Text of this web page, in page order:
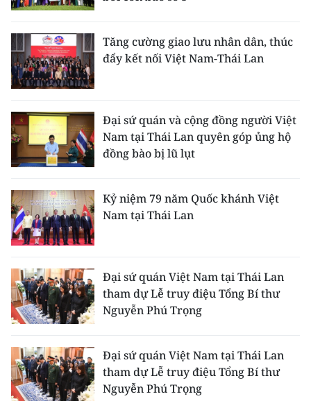
CHUYÊN ĐỀ
CÁC CHUYÊN TRANG
VỀ BÁO NHÂN DÂN
THỜI NAY
NHÂN DÂN HẰNG THÁNG
MUA BÁO
ĐỌC BÁO IN
ENGLISH
中文
FRANÇAIS
Tăng cường giao lưu nhân dân, thúc
đẩy kết nối Việt Nam-Thái Lan
Đại sứ quán và cộng đồng người Việt
Nam tại Thái Lan quyên góp ủng hộ
đồng bào bị lũ lụt
Kỷ niệm 79 năm Quốc khánh Việt
Nam tại Thái Lan
Đại sứ quán Việt Nam tại Thái Lan
tham dự Lễ truy điệu Tổng Bí thư
Nguyễn Phú Trọng
Đại sứ quán Việt Nam tại Thái Lan
tham dự Lễ truy điệu Tổng Bí thư
Nguyễn Phú Trọng